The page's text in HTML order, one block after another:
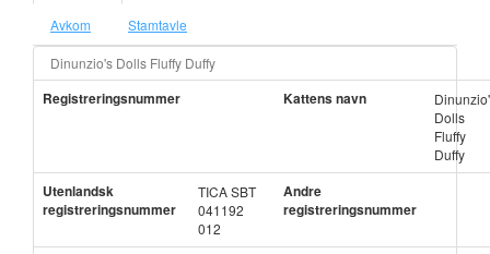
Avkom Stamtavle
Dinunzio's Dolls Fluffy Duffy
Registreringsnummer Kattens navn
Dolls
Fluffy
Duffy
Utenlandsk
registreringsnummer
TICA SBT
041192
012
Andre
registreringsnummer